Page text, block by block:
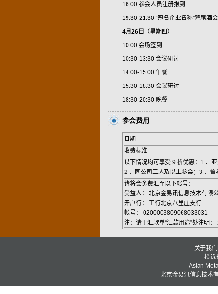
16:00 参会人员注册报到
19:30-21:30 “冠名企业名称”鸡尾酒会
4月26日
（星期四）
10:00 会场签到
10:30-13:30 会议研讨
14:00-15:00 午餐
15:30-18:30 会议研讨
18:30-20:30 晚餐
参会费用
日期
收费标准
以下情况均可享受 9 折优惠：1 、
2 、同公司三人及以上参会；3 、曾
请将会务费汇至以下帐号：
受益人： 北京金易讯信息技术有限
开户行： 工行北京八里庄支行
帐号： 0200003809068033031
注：请于汇款单“汇款用途”处注明
关于我们
投诉
Asian
北京金易讯信息技术